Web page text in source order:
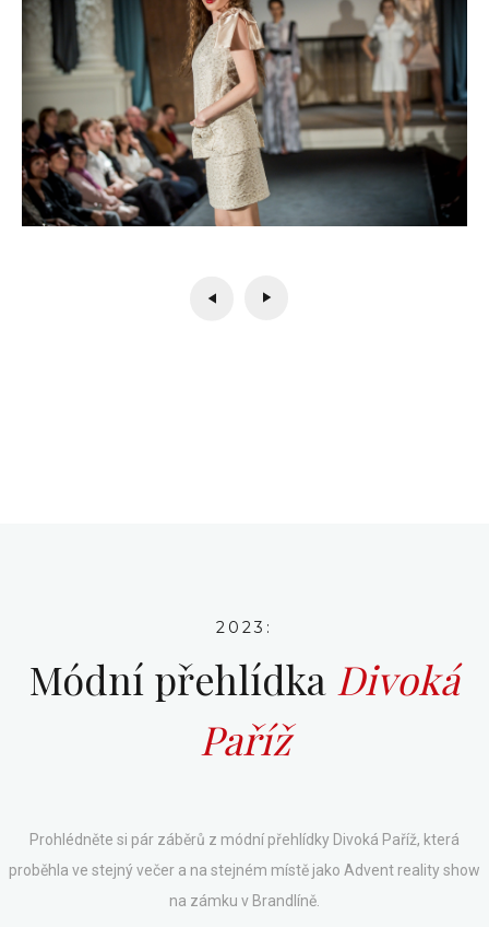
2023:
Módní přehlídka Divoká
Paříž
Prohlédněte si pár záběrů z módní přehlídky Divoká Paříž, která
proběhla ve stejný večer a na stejném místě jako Advent reality show
na zámku v Brandlíně.